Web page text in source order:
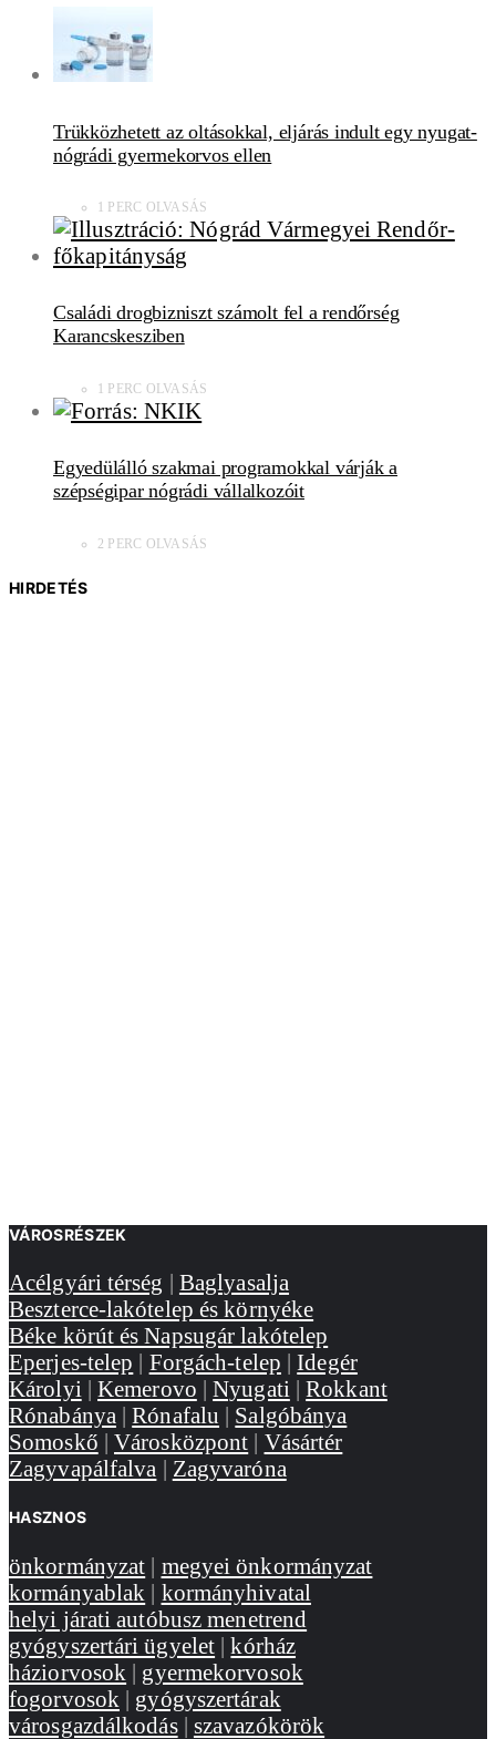
Trükközhetett az oltásokkal, eljárás indult egy nyugat-
nógrádi gyermekorvos ellen
1 PERC OLVASÁS
Családi drogbizniszt számolt fel a rendőrség
Karancskesziben
1 PERC OLVASÁS
Egyedülálló szakmai programokkal várják a
szépségipar nógrádi vállalkozóit
2 PERC OLVASÁS
HIRDETÉS
VÁROSRÉSZEK
Acélgyári térség | Baglyasalja
Beszterce-lakótelep és környéke
Béke körút és Napsugár lakótelep
Eperjes-telep | Forgách-telep |Idegér
Károlyi |Kemerovo |Nyugati |Rokkant
Rónabánya |Rónafalu | Salgóbánya
Somoskő |Városközpont | Vásártér
Zagyvapálfalva | Zagyvaróna
HASZNOS
önkormányzat | megyei önkormányzat
kormányablak | kormányhivatal
helyi járati autóbusz menetrend
gyógyszertári ügyelet |kórház
háziorvosok | gyermekorvosok
fogorvosok | gyógyszertárak
városgazdálkodás| szavazókörök